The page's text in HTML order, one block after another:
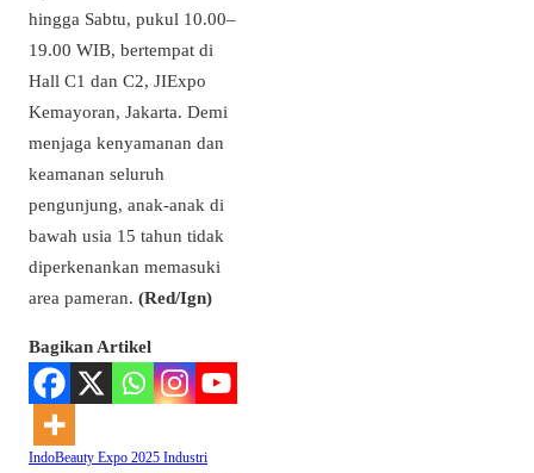
hingga Sabtu, pukul 10.00–
19.00 WIB, bertempat di
Hall C1 dan C2, JIExpo
Kemayoran, Jakarta. Demi
menjaga kenyamanan dan
keamanan seluruh
pengunjung, anak-anak di
bawah usia 15 tahun tidak
diperkenankan memasuki
area pameran. (Red/Ign)
Bagikan Artikel
IndoBeauty Expo 2025 Industri